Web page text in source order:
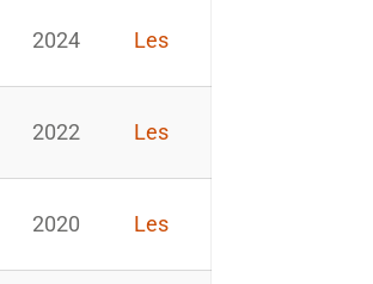
2024 Les
2022 Les
2020 Les